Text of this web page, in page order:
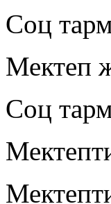
Соц
Мектеп
Соц